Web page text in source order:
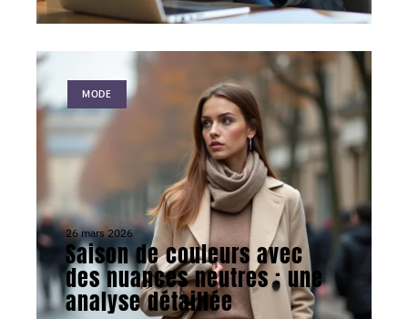
MODE
26 mars 2026
Saison de couleurs avec
des nuances neutres : une
analyse détaillée